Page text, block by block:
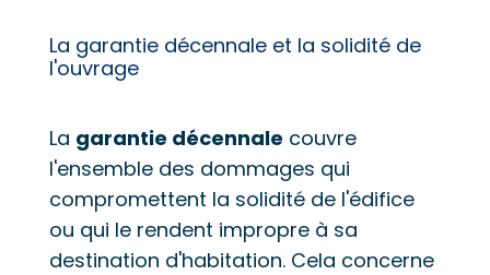
La garantie décennale et la solidité de
l'ouvrage
La garantie décennale couvre
l'ensemble des dommages qui
compromettent la solidité de l'édifice
ou qui le rendent impropre à sa
destination d'habitation. Cela concerne